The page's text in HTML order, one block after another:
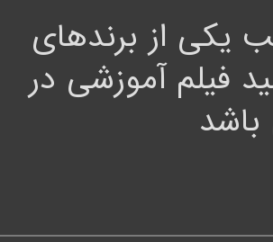
یکی از برندهای
فیلم آموزشی در
باشد